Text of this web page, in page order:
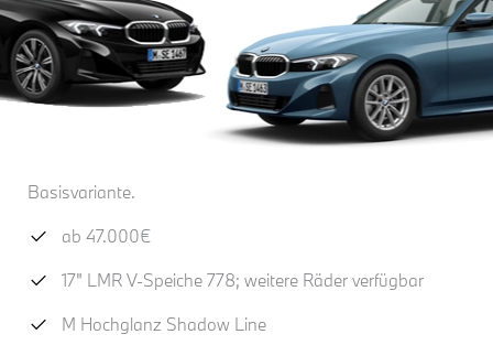
Basisvariante.
ab 47.000€
17" LMR V-Speiche 778; weitere Räder verfügbar
M Hochglanz Shadow Line